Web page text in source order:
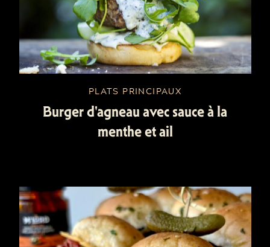
PLATS PRINCIPAUX
Burger d'agneau avec sauce à la
menthe et ail